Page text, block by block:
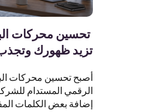
تحسين محركات
تزيد ظهورك
أصبح تحسين محركات
الرقمي المستدام
إضافة بعض الكلمات